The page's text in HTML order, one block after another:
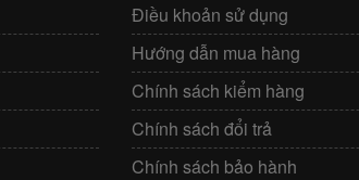
Điều khoản sử dụng
Hướng dẫn mua hàng
Chính sách kiểm hàng
Chính sách đổi trả
Chính sách bảo hành